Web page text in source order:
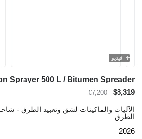
فيديو
$8,319
€7,200
الآليات والماكينات لشق وتعبيد الطرق -
الطرق
2026